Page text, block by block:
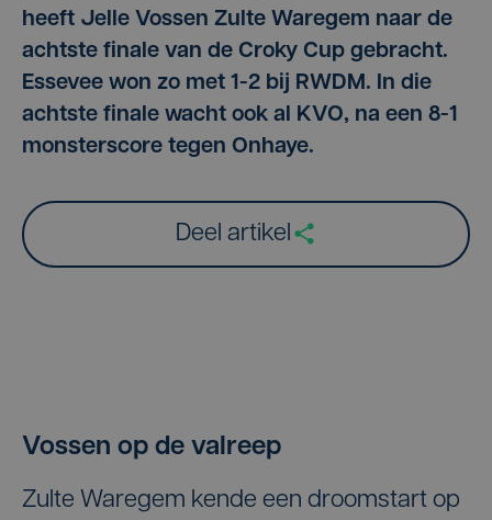
heeft Jelle Vossen Zulte Waregem naar de
achtste finale van de Croky Cup gebracht.
Essevee won zo met 1-2 bij RWDM. In die
achtste finale wacht ook al KVO, na een 8-1
monsterscore tegen Onhaye.
Deel artikel
Vossen op de valreep
Zulte Waregem kende een droomstart op